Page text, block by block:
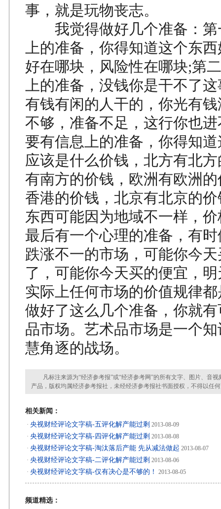
事，就是玩物丧志。
我觉得做好几个准备：第
上的准备，你得知道这个东
好在哪块，风险性在哪块;第
上的准备，没钱你是干不了
有钱有闲的人干的，你光有
不够，准备不足，这行你也
要有信息上的准备，你得知
应该是什么价钱，北方有北
有南方的价钱，欧洲有欧洲
香港的价钱，北京有北京的
东西可能因为地域不一样，
最后有一个心理的准备，有
跌涨不一的市场，可能你今
了，可能你今天买的便宜，
实际上任何市场的价值规律
做好了这么几个准备，你就
品市场。艺术品市场是一个
慧角逐的战场。
凡标注来源为“经济参考报”或“经济参考网”的所有文字、图片、音视
产品，版权均属经济参考报社，未经经济参考报社书面授权，不得以任
相关新闻：
· 央视财经评论文字稿-五评化解产能过剩 2013-08-09
· 央视财经评论文字稿-四评化解产能过剩 2013-08-08
· 央视财经评论文字稿-淘汰落后产能 先从减法做起 2013-08-07
· 央视财经评论文字稿-二评化解产能过剩 2013-08-06
· 央视财经评论文字稿-仅有决心是不够的！ 2013-08-05
频道精选：